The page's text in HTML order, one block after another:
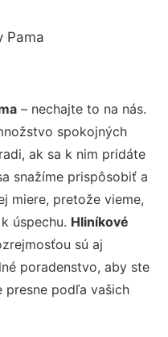
– nechajte to na nás.
spokojných
ak sa k nim pridáte
snažíme prispôsobiť a
miere, pretože vieme,
úspechu. Hliníkové
sú aj
poradenstvo, aby ste
presne podľa vašich